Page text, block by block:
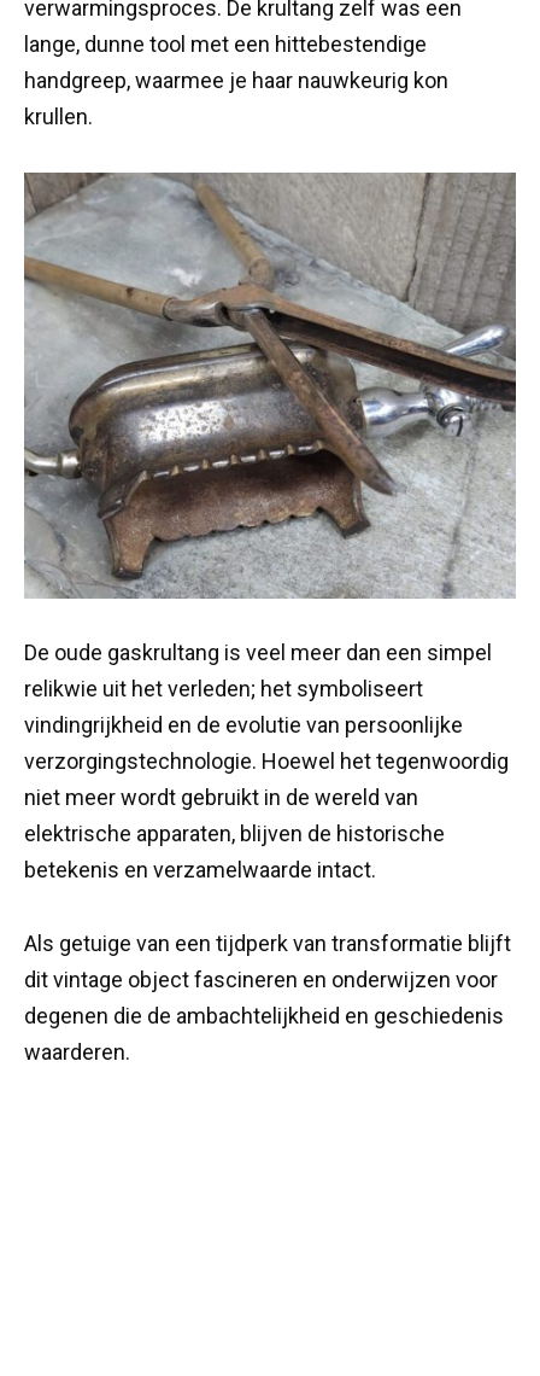
verwarmingsproces. De krultang zelf was een
lange, dunne tool met een hittebestendige
handgreep, waarmee je haar nauwkeurig kon
krullen.
De oude gaskrultang is veel meer dan een simpel
relikwie uit het verleden; het symboliseert
vindingrijkheid en de evolutie van persoonlijke
verzorgingstechnologie. Hoewel het tegenwoordig
niet meer wordt gebruikt in de wereld van
elektrische apparaten, blijven de historische
betekenis en verzamelwaarde intact.
Als getuige van een tijdperk van transformatie blijft
dit vintage object fascineren en onderwijzen voor
degenen die de ambachtelijkheid en geschiedenis
waarderen.